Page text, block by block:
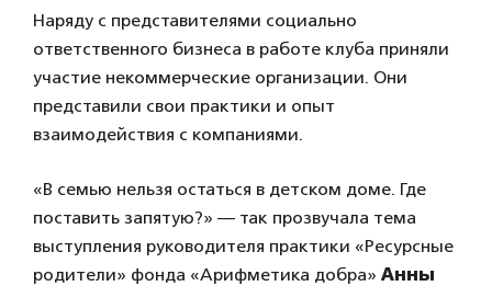
Наряду с представителями социально
ответственного бизнеса в работе клуба приняли
участие некоммерческие организации. Они
представили свои практики и опыт
взаимодействия с компаниями.
«В семью нельзя остаться в детском доме. Где
поставить запятую?» — так прозвучала тема
выступления руководителя практики «Ресурсные
родители» фонда «Арифметика добра» Анны